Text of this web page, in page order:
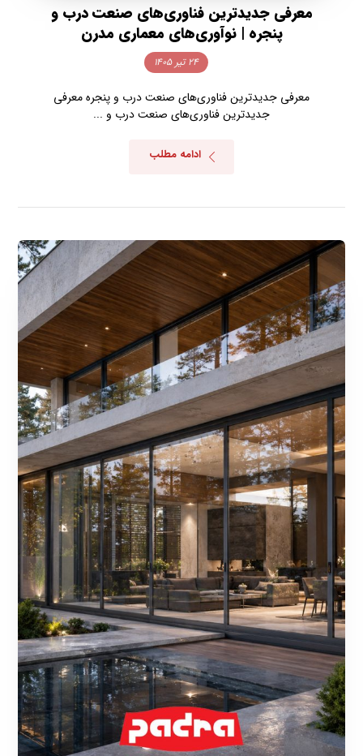
معرفی جدیدترین فناوری‌های صنعت درب و
پنجره | نوآوری‌های معماری مدرن
۲۴ تیر ۱۴۰۵
معرفی جدیدترین فناوری‌های صنعت درب و پنجره معرفی
جدیدترین فناوری‌های صنعت درب و ...
ادامه مطلب